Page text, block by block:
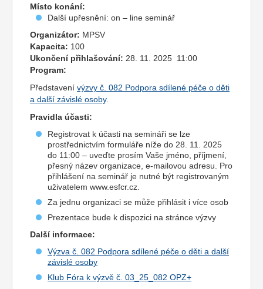
Místo konání:
Další upřesnění: on – line seminář
Organizátor: MPSV
Kapacita: 100
Ukončení přihlašování: 28. 11. 2025 11:00
Program:
Představení výzvy č. 082 Podpora sdílené péče o děti
a další závislé osoby.
Pravidla účasti:
Registrovat k účasti na semináři se lze
prostřednictvím formuláře níže do 28. 11. 2025
do 11:00 – uveďte prosím Vaše jméno, příjmení,
přesný název organizace, e-mailovou adresu. Pro
přihlášení na seminář je nutné být registrovaným
uživatelem www.esfcr.cz.
Za jednu organizaci se může přihlásit i více osob
Prezentace bude k dispozici na stránce výzvy
Další informace:
Výzva č. 082 Podpora sdílené péče o děti a další
závislé osoby
Klub Fóra k výzvě č. 03_25_082 OPZ+